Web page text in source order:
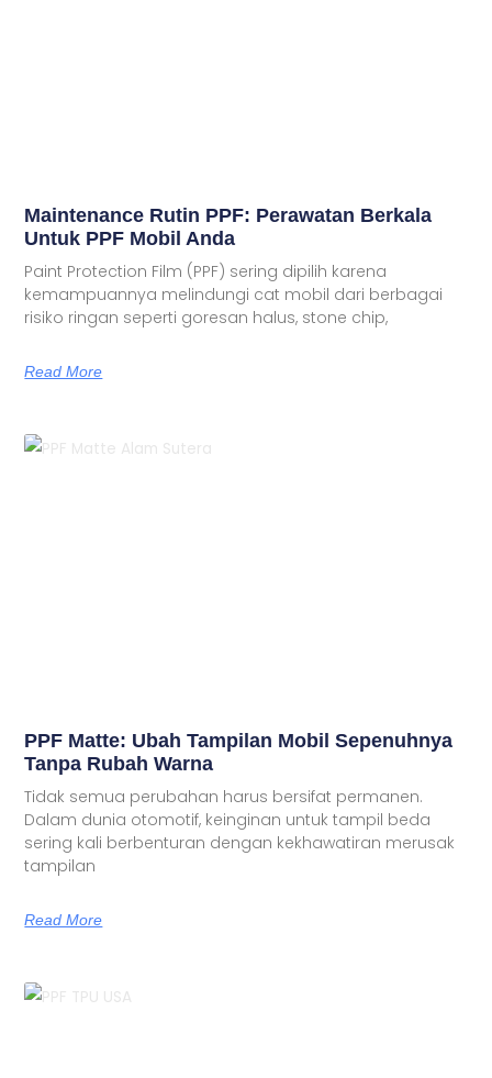
Maintenance Rutin PPF: Perawatan Berkala
Untuk PPF Mobil Anda
Paint Protection Film (PPF) sering dipilih karena
kemampuannya melindungi cat mobil dari berbagai
risiko ringan seperti goresan halus, stone chip,
Read More
PPF Matte: Ubah Tampilan Mobil Sepenuhnya
Tanpa Rubah Warna
Tidak semua perubahan harus bersifat permanen.
Dalam dunia otomotif, keinginan untuk tampil beda
sering kali berbenturan dengan kekhawatiran merusak
tampilan
Read More